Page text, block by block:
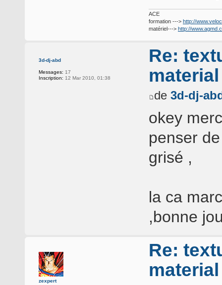
ACE
formation ---> http://
matériel---> http://
3d-dj-abd
Messages: 17
Inscription: 12 Mar 2010, 01:38
Re:
de 3d-dj-
okey
penser
grisé ,
la ca
,bonne
zexpert
Re: